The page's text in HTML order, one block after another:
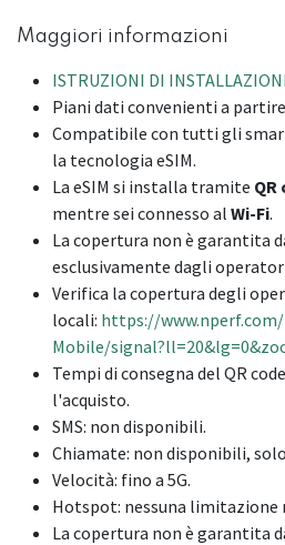
Maggiori informazioni
ISTRUZIONI DI
Piani dati convenienti a partire
Compatibile con tutti gli
la tecnologia eSIM.
La eSIM si installa tramite QR
mentre sei connesso al Wi-Fi.
La copertura non è garantita
esclusivamente dagli
Verifica la copertura degli
locali: https://
Mobile/
Tempi di consegna del QR
l'acquisto.
SMS: non disponibili.
Chiamate: non disponibili,
Velocità: fino a 5G.
Hotspot: nessuna
La copertura non è garantita